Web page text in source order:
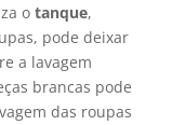
o tanque,
pode deixar
a lavagem
brancas pode
das roupas